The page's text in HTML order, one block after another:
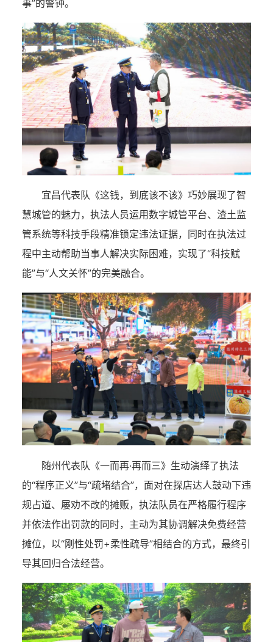
事”的警钟。
宜昌代表队《这钱，到底该不该》巧妙展现了智
慧城管的魅力，执法人员运用数字城管平台、渣土监
管系统等科技手段精准锁定违法证据，同时在执法过
程中主动帮助当事人解决实际困难，实现了“科技赋
能”与“人文关怀”的完美融合。
随州代表队《一而再·再而三》生动演绎了执法
的“程序正义”与“疏堵结合”，面对在探店达人鼓动下违
规占道、屡劝不改的摊贩，执法队员在严格履行程序
并依法作出罚款的同时，主动为其协调解决免费经营
摊位，以“刚性处罚+柔性疏导”相结合的方式，最终引
导其回归合法经营。